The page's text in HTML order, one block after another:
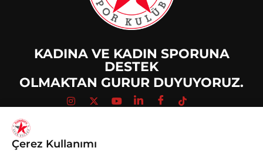
KADINA VE KADIN SPORUNA
DESTEK
OLMAKTAN GURUR DUYUYORUZ.
© 2025 Kuzeyboru Tüm Hakları Saklıdır |
Çerez Kullanımı